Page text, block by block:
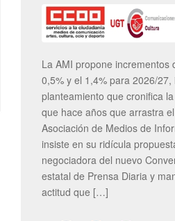
La AMI propone incrementos
0,5% y el 1,4% para 2026/27,
planteamiento que cronifica
que hace años que arrastra
Asociación de Medios de
insiste en su ridícula
negociadora del nuevo
estatal de Prensa Diaria y
actitud que […]